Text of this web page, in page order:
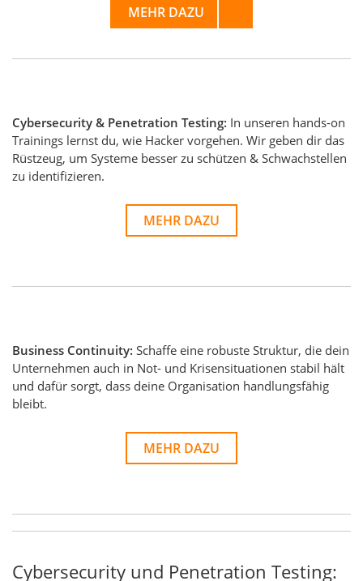
MEHR DAZU
Cybersecurity & Penetration Testing: In unseren hands-on
Trainings lernst du, wie Hacker vorgehen. Wir geben dir das
Rüstzeug, um Systeme besser zu schützen & Schwachstellen
zu identifizieren.
MEHR DAZU
Business Continuity: Schaffe eine robuste Struktur, die dein
Unternehmen auch in Not- und Krisensituationen stabil hält
und dafür sorgt, dass deine Organisation handlungsfähig
bleibt.
MEHR DAZU
Cybersecurity und Penetration Testing: